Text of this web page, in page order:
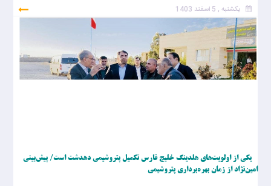
یکشنبه , 5 اسفند 1403
یکی از اولویت‌های هلدینگ خلیج فارس تکمیل پتروشیمی دهدشت است/ پیش‌بینی
امین‌نژاد از زمان بهره‌برداری پتروشیمی